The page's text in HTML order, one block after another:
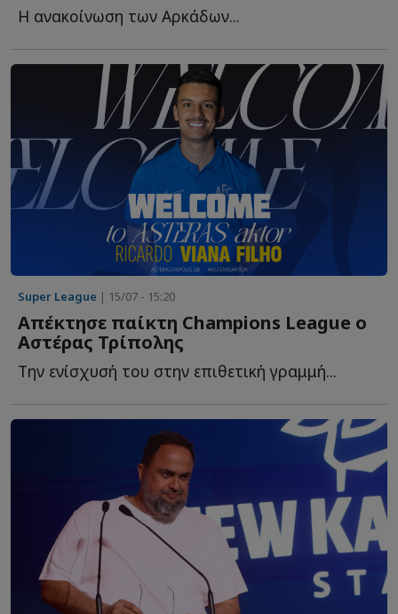
Η ανακοίνωση των Αρκάδων...
Super League | 15/07 - 15:20
Απέκτησε παίκτη Champions League ο
Αστέρας Τρίπολης
Την ενίσχυσή του στην επιθετική γραμμή...